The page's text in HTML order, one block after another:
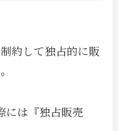
約して独占的に販
は『独占販売